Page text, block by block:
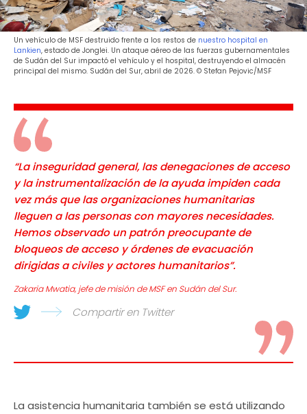
Un vehículo de MSF destruido frente a los restos de nuestro hospital en
Lankien, estado de Jonglei. Un ataque aéreo de las fuerzas gubernamentales
de Sudán del Sur impactó el vehículo y el hospital, destruyendo el almacén
principal del mismo. Sudán del Sur, abril de 2026. © Stefan Pejovic/MSF
“La inseguridad general, las denegaciones de acceso
y la instrumentalización de la ayuda impiden cada
vez más que las organizaciones humanitarias
lleguen a las personas con mayores necesidades.
Hemos observado un patrón preocupante de
bloqueos de acceso y órdenes de evacuación
dirigidas a civiles y actores humanitarios”.
Zakaria Mwatia, jefe de misión de MSF en Sudán del Sur.
Compartir en Twitter
La asistencia humanitaria también se está utilizando